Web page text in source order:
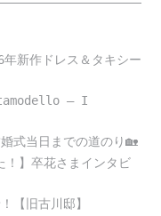
年新作ドレス＆タキシー
– I
式当日までの道のり🏡
！】卒花さまインタビ
【旧古川邸】